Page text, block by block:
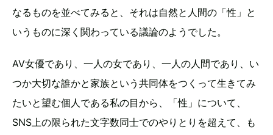
なるものを並べてみると、それは自然と人間の「性」と
いうものに深く関わっている議論のようでした。
AV女優であり、一人の女であり、一人の人間であり、い
つか大切な誰かと家族という共同体をつくって生きてみ
たいと望む個人である私の目から、「性」について、
SNS上の限られた文字数同士でのやりとりを超えて、も